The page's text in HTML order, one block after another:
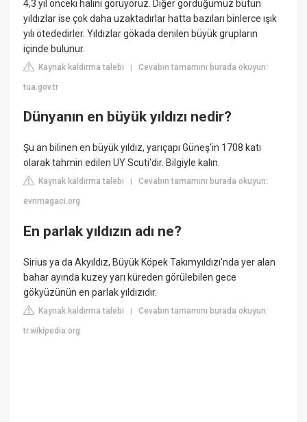
4,3 yıl önceki halini görüyoruz. Diğer gördüğümüz bütün
yıldızlar ise çok daha uzaktadırlar hatta bazıları binlerce ışık
yılı ötededirler. Yıldızlar gökada denilen büyük grupların
içinde bulunur.
Kaynak kaldırma talebi |Cevabın tamamını burada okuyun:
tua.gov.tr
Dünyanın en büyük yıldızı nedir?
Şu an bilinen en büyük yıldız, yarıçapı Güneş'in 1708 katı
olarak tahmin edilen UY Scuti'dir. Bilgiyle kalın.
Kaynak kaldırma talebi |Cevabın tamamını burada okuyun:
evrimagaci.org
En parlak yıldızın adı ne?
Sirius ya da Akyıldız, Büyük Köpek Takımyıldızı'nda yer alan
bahar ayında kuzey yarı küreden görülebilen gece
gökyüzünün en parlak yıldızıdır.
Kaynak kaldırma talebi |Cevabın tamamını burada okuyun:
tr.wikipedia.org